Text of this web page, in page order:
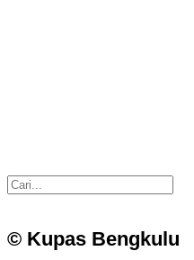
© Kupas Bengkulu